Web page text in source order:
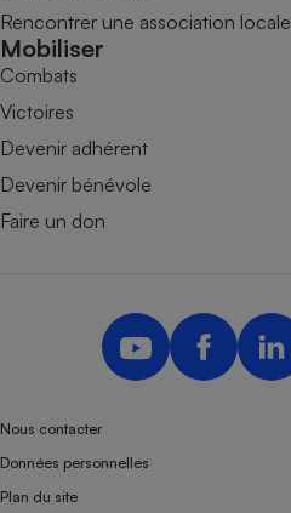
Rencontrer une association locale
Mobiliser
Combats
Victoires
Devenir adhérent
Devenir bénévole
Faire un don
Nous contacter
Données personnelles
Plan du site